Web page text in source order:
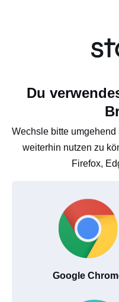
Du
Wechsle bitte
weiterhin nutzen zu
Firefox,
Google